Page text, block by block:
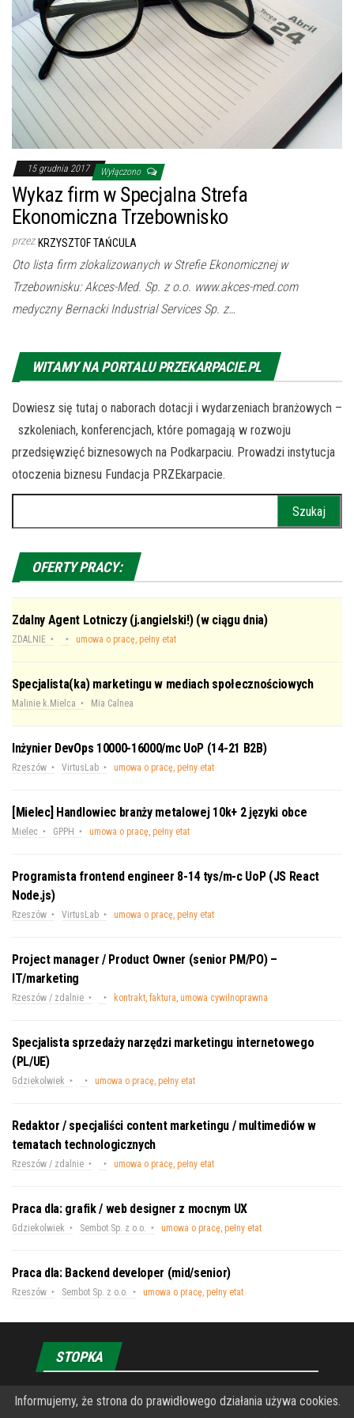
15 grudnia 2017 Wyłączono
Wykaz firm w Specjalna Strefa
Ekonomiczna Trzebownisko
przez KRZYSZTOF TAŃCULA
Oto lista firm zlokalizowanych w Strefie Ekonomicznej w
Trzebownisku: Akces-Med. Sp. z o.o. www.akces-med.com
medyczny Bernacki Industrial Services Sp. z…
WITAMY NA PORTALU PRZEKARPACIE.PL
Dowiesz się tutaj o naborach dotacji i wydarzeniach branżowych –
szkoleniach, konferencjach, które pomagają w rozwoju
przedsięwzięć biznesowych na Podkarpaciu. Prowadzi instytucja
otoczenia biznesu Fundacja PRZEkarpacie.
OFERTY PRACY:
Zdalny Agent Lotniczy (j.angielski!) (w ciągu dnia)
ZDALNIE umowa o pracę, pełny etat
Specjalista(ka) marketingu w mediach społecznościowych
Malinie k.Mielca Mia Calnea
Inżynier DevOps 10000-16000/mc UoP (14-21 B2B)
Rzeszów VirtusLab umowa o pracę, pełny etat
[Mielec] Handlowiec branży metalowej 10k+ 2 języki obce
Mielec GPPH umowa o pracę, pełny etat
Programista frontend engineer 8-14 tys/m-c UoP (JS React
Node.js)
Rzeszów VirtusLab umowa o pracę, pełny etat
Project manager / Product Owner (senior PM/PO) –
IT/marketing
Rzeszów / zdalnie kontrakt, faktura, umowa cywilnoprawna
Specjalista sprzedaży narzędzi marketingu internetowego
(PL/UE)
Gdziekolwiek umowa o pracę, pełny etat
Redaktor / specjaliści content marketingu / multimediów w
tematach technologicznych
Rzeszów / zdalnie umowa o pracę, pełny etat
Praca dla: grafik / web designer z mocnym UX
Gdziekolwiek Sembot Sp. z o.o. umowa o pracę, pełny etat
Praca dla: Backend developer (mid/senior)
Rzeszów Sembot Sp. z o.o. umowa o pracę, pełny etat
STOPKA
O Fundacji PRZEkarpacie
Informujemy, że strona do prawidłowego działania używa cookies.